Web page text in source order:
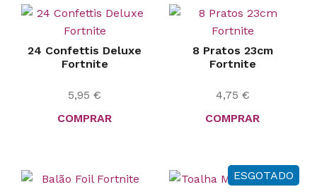
24 Confettis Deluxe
Fortnite
5,95 €
COMPRAR
8 Pratos 23cm
Fortnite
4,75 €
COMPRAR
ESGOTADO